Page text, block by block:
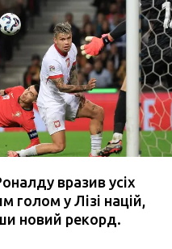
вразив усіх
голом у Лізі націй,
новий рекорд.